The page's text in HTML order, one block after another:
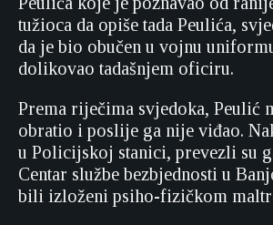
tužioca da opiše tada Peulića,
da je bio obučen u vojnu
dolikovao tadašnjem oficiru.
Prema riječima svjedoka, Peulić
obratio i poslije ga nije viđao.
u Policijskoj stanici, prevezli su
Centar službe bezbjednosti u
bili izloženi psiho-fizičkom